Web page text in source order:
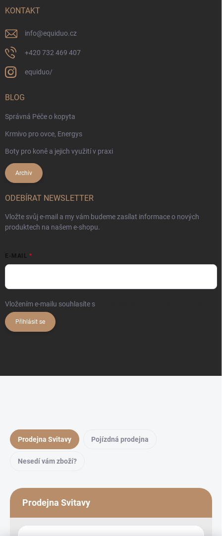
KONTAKT
info@equiduo.cz
+420 732 469 407
equiduo/
BLOG
Správná Péče o kopyta
Krmivo pro ovce, Energys
Boty pro koně a jejich využití v praxi
Archiv
ODEBÍRAT NEWSLETTER
Vložte svůj e-mail a my vám budeme zasílat informace o nových
produktech na našem e-shopu.
E-MAIL
Vložením e-mailu souhlasíte s
Přihlásit se
Prodejna Svitavy Pojízdná prodejna
Nesedí vám zboží?
Prodejna Svitavy